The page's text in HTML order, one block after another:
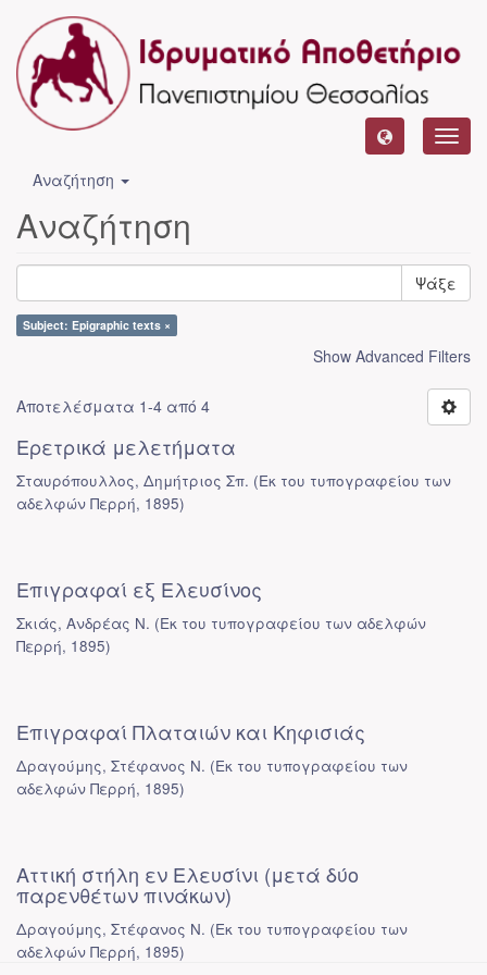
Αναζήτηση
Αναζήτηση
Ψάξε
Subject: Epigraphic texts ×
Show Advanced Filters
Αποτελέσματα 1-4 από 4
Ερετρικά μελετήματα
Σταυρόπουλλος, Δημήτριος Σπ. (Εκ του τυπογραφείου των
αδελφών Περρή, 1895)
Επιγραφαί εξ Ελευσίνος
Σκιάς, Ανδρέας Ν. (Εκ του τυπογραφείου των αδελφών
Περρή, 1895)
Επιγραφαί Πλαταιών και Κηφισιάς
Δραγούμης, Στέφανος Ν. (Εκ του τυπογραφείου των
αδελφών Περρή, 1895)
Αττική στήλη εν Ελευσίνι (μετά δύο
παρενθέτων πινάκων)
Δραγούμης, Στέφανος Ν. (Εκ του τυπογραφείου των
αδελφών Περρή, 1895)